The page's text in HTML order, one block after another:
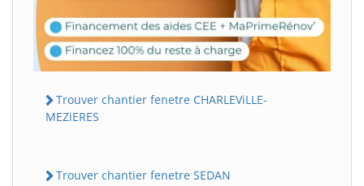
Trouver chantier fenetre CHARLEViLLE-
MEZiERES
Trouver chantier fenetre SEDAN